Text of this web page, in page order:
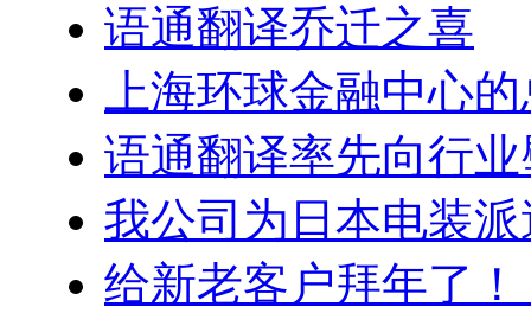
语通翻译乔迁之喜
上海环球金融中心
语通翻译率先向行
我公司为日本电装
给新老客户拜年了